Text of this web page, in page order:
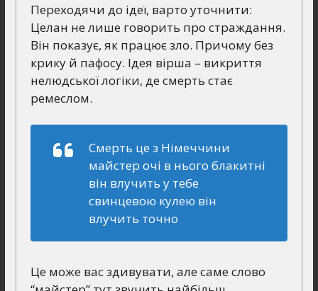
Переходячи до ідеї, варто уточнити:
Целан не лише говорить про страждання.
Він показує, як працює зло. Причому без
крику й пафосу. Ідея вірша – викриття
нелюдської логіки, де смерть стає
ремеслом.
Смерть це з Німеччини
майстер очі в нього блакитні
він влучить у тебе
свинцевою кулею він
влучить точно
Це може вас здивувати, але саме слово